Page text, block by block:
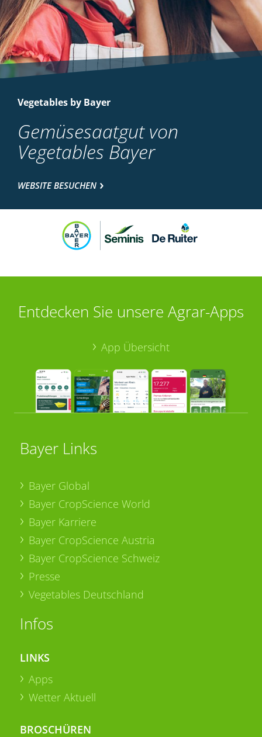
Vegetables by Bayer
Gemüsesaatgut von
Vegetables Bayer
WEBSITE BESUCHEN
Entdecken Sie unsere Agrar-Apps
App Übersicht
Bayer Links
Bayer Global
Bayer CropScience World
Bayer Karriere
Bayer CropScience Austria
Bayer CropScience Schweiz
Presse
Vegetables Deutschland
Infos
LINKS
Apps
Wetter Aktuell
BROSCHÜREN